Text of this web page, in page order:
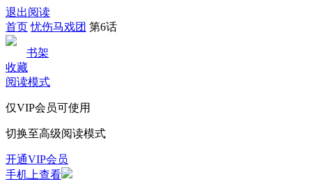
退出阅读
首页 忧伤马戏团 第6话
书架
收藏
阅读模式
仅VIP会员可使用
切换至高级阅读模式
开通VIP会员
手机上查看